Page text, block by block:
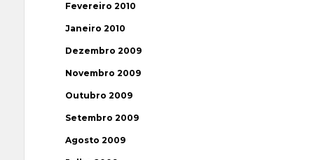
Fevereiro 2010
Janeiro 2010
Dezembro 2009
Novembro 2009
Outubro 2009
Setembro 2009
Agosto 2009